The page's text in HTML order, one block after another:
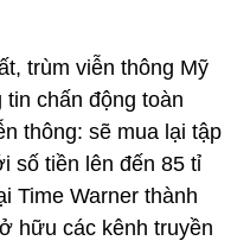
trùm viễn thông Mỹ
tin chấn động toàn
thông: sẽ mua lại tập
số tiền lên đến 85 tỉ
Time Warner thành
hữu các kênh truyền